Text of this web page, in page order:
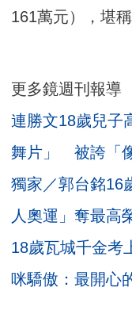
161萬元），堪
更多鏡週刊報導
連勝文18歲兒子
舞片」 被誇「
獨家／郭台銘16
人奧運」奪最
18歲瓦城千金
咪驕傲：最開心